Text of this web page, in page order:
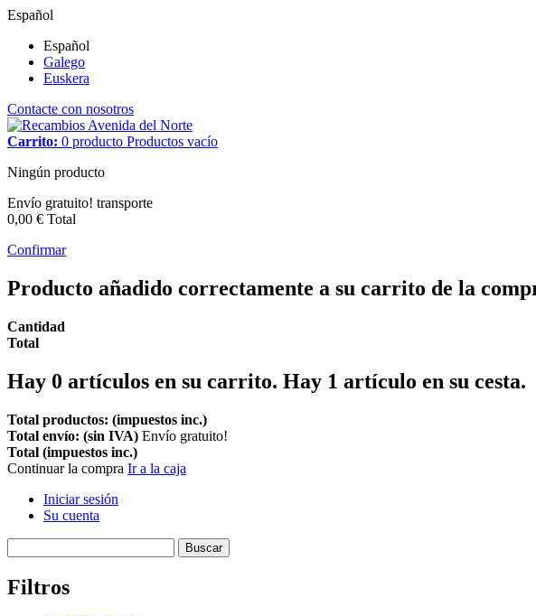
Español
Español
Galego
Euskera
Contacte con nosotros
Carrito: 0 producto Productos vacío
Ningún producto
Envío gratuito! transporte
0,00 € Total
Confirmar
Producto añadido correctamente a su carrito de la
Cantidad
Total
Hay 0 artículos en su carrito. Hay 1 artículo en su cesta.
Total productos: (impuestos inc.)
Total envío: (sin IVA) Envío gratuito!
Total (impuestos inc.)
Continuar la compra Ir a la caja
Iniciar sesión
Su cuenta
Buscar
Filtros